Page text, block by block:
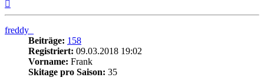
freddy_
Beiträge: 158
Registriert: 09.03.2018 19:02
Vorname: Frank
Skitage pro Saison: 35